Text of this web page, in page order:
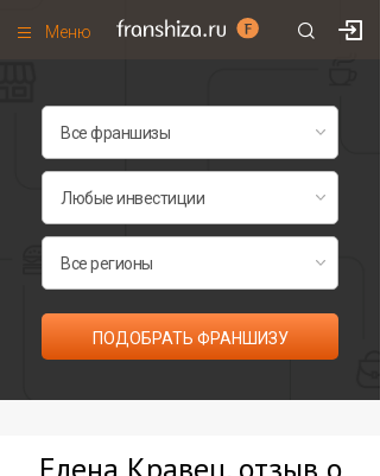
Меню
Франшизы по категориям
ПОДОБРАТЬ ФРАНШИЗУ